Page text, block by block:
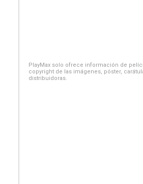
PlayMax solo ofrece información de
copyright de las imágenes, póster,
distribuidoras.